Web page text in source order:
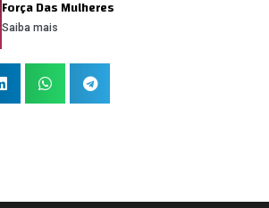
Força Das Mulheres
Saiba mais